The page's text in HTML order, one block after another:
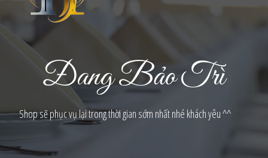
Đang Bảo Trì
Shop sẽ phục vụ lại trong thời gian sớm nhất nhé khách yêu ^^